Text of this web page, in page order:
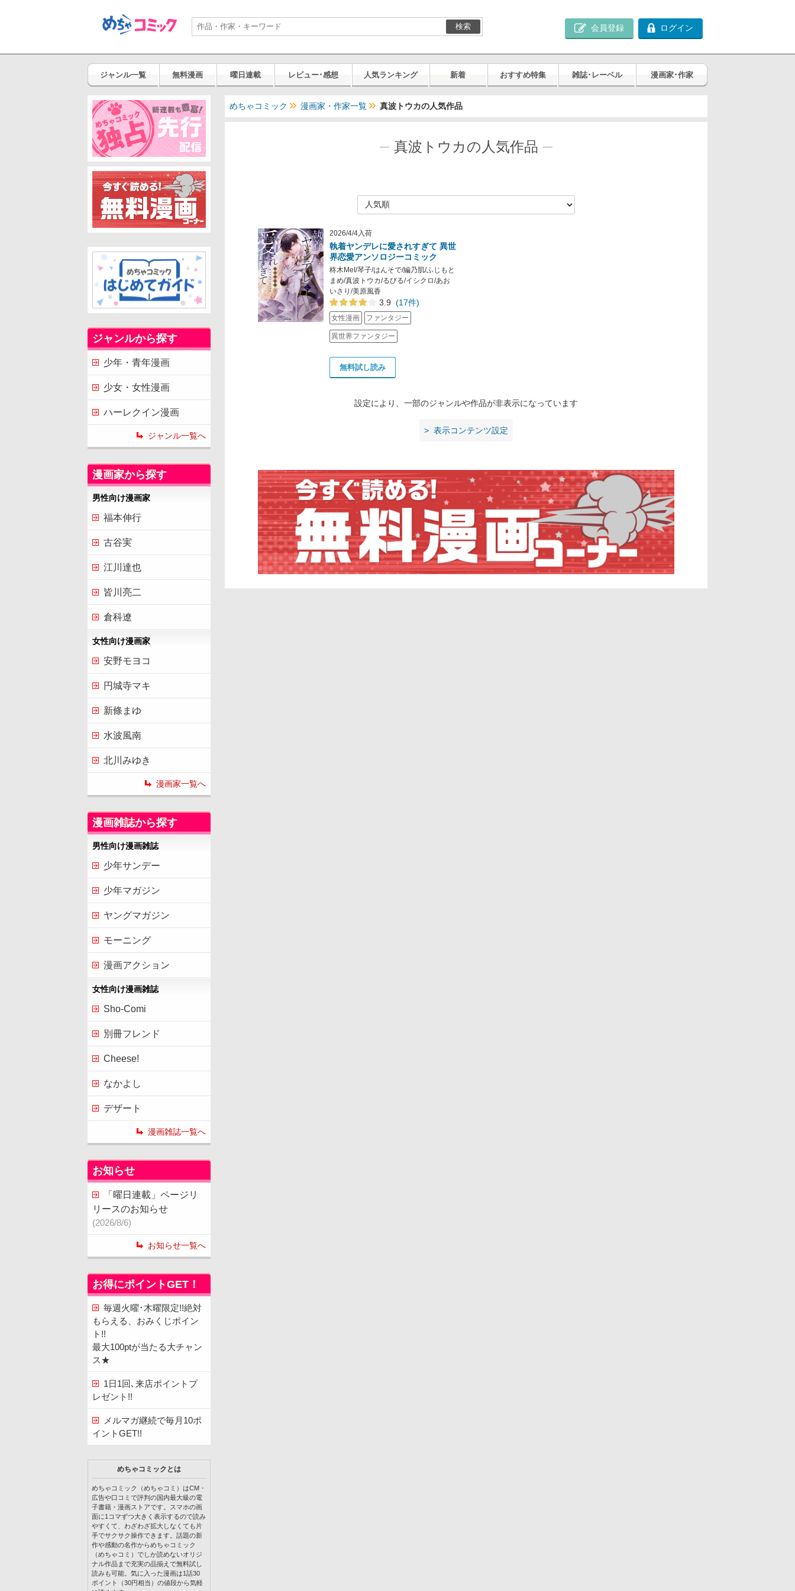
検索 会員登録 ログイン
ジャンル一覧 無料漫画 曜日連載 レビュー･感想 人気ランキング 新着 おすすめ特集 雑誌･レーベル 漫画家･作家
めちゃコミック 漫画家・作家一覧 真波トウカの人気作品
真波トウカの人気作品
2026/4/4入荷
執着ヤンデレに愛されすぎて 異世
界恋愛アンソロジーコミック
柊木MeI/琴子/はんそで/編乃肌/ふじもと
まめ/真波トウカ/るびる/イシクロ/あお
いさり/美原風香
3.9 (17件)
女性漫画 ファンタジー
異世界ファンタジー
無料試し読み
設定により、一部のジャンルや作品が非表示になっています
表示コンテンツ設定
ジャンルから探す
少年・青年漫画
少女・女性漫画
ハーレクイン漫画
ジャンル一覧へ
漫画家から探す
男性向け漫画家
福本伸行
古谷実
江川達也
皆川亮二
倉科遼
女性向け漫画家
安野モヨコ
円城寺マキ
新條まゆ
水波風南
北川みゆき
漫画家一覧へ
漫画雑誌から探す
男性向け漫画雑誌
少年サンデー
少年マガジン
ヤングマガジン
モーニング
漫画アクション
女性向け漫画雑誌
Sho-Comi
別冊フレンド
Cheese!
なかよし
デザート
漫画雑誌一覧へ
お知らせ
「曜日連載」ページリ
リースのお知らせ
(2026/8/6)
お知らせ一覧へ
お得にポイントGET！
毎週火曜･木曜限定!!絶対
もらえる、おみくじポイン
ト!!
最大100ptが当たる大チャン
ス★
1日1回､来店ポイントプ
レゼント!!
メルマガ継続で毎月10ポ
イントGET!!
めちゃコミックとは
めちゃコミック（めちゃコミ）はCM・
広告や口コミで評判の国内最大級の電
子書籍・漫画ストアです。スマホの画
面に1コマずつ大きく表示するので読み
やすくて、わざわざ拡大しなくても片
手でサクサク操作できます。話題の新
作や感動の名作からめちゃコミック
（めちゃコミ）でしか読めないオリジ
ナル作品まで充実の品揃えで無料試し
読みも可能。気に入った漫画は1話30
ポイント（30円相当）の値段から気軽